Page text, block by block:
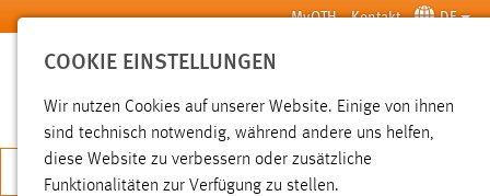
Zum Hauptinhalt springen MyOTH Kontakt DE
SUCHE
JETZT BEWERBEN
COOKIE EINSTELLUNGEN
Wir nutzen Cookies auf unserer Website. Einige von ihnen
sind technisch notwendig, während andere uns helfen,
diese Website zu verbessern oder zusätzliche
Funktionalitäten zur Verfügung zu stellen.